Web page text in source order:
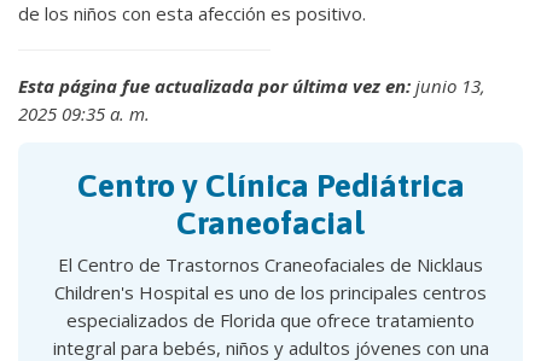
de los niños con esta afección es positivo.
Esta página fue actualizada por última vez en: junio 13,
2025 09:35 a. m.
Centro y Clínica Pediátrica
Craneofacial
El Centro de Trastornos Craneofaciales de Nicklaus
Children's Hospital es uno de los principales centros
especializados de Florida que ofrece tratamiento
integral para bebés, niños y adultos jóvenes con una